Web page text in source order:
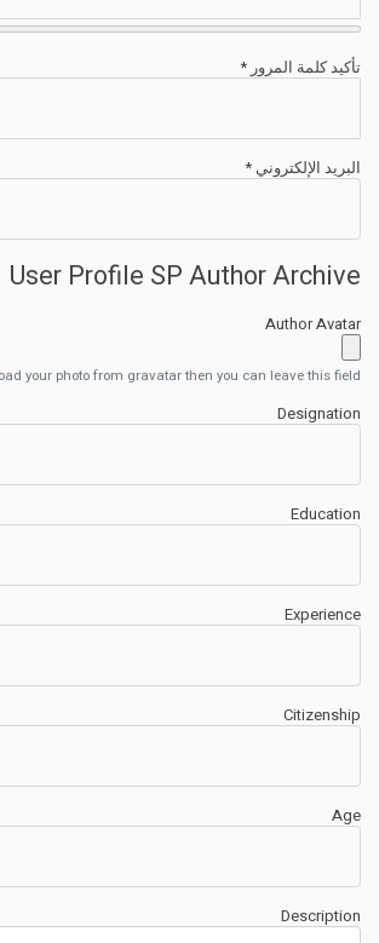
تأكيد كلمة المرور *
البريد الإلكتروني *
User Profile SP Author Archive
Author Avatar
your photo from gravatar then you can leave this field.
Designation
Education
Experience
Citizenship
Age
Description